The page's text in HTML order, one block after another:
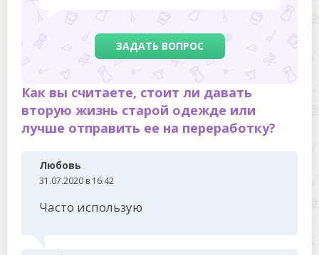
ЗАДАТЬ ВОПРОС
Как вы считаете, стоит ли давать
вторую жизнь старой одежде или
лучше отправить ее на переработку?
Любовь
31.07.2020 в 16:42
Часто использую